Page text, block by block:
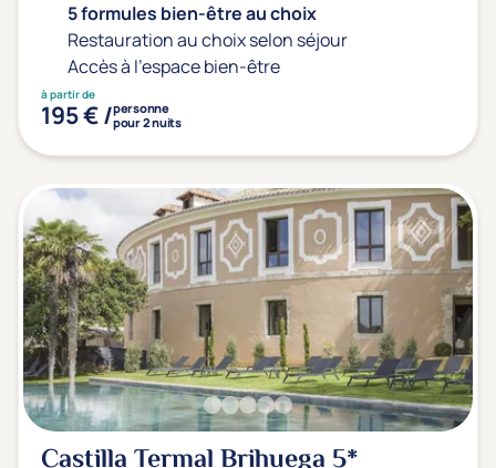
Thématiques bien-être
Accès à l'espace bien-être
Massage, détente, Rituel du monde
Remise en forme
Beauté & anti-âge
(0)
Silhouette, Minceur
(0)
Gestion du stress / sommeil
(0)
Spécial dos
(0)
Prévention santé
(0)
Sport
(0)
Yoga
(0)
Offres spéciales
5 formules bien-être au choix
Restauration au choix selon séjour
Accès à l'espace bien-être
à partir de
195 € /personne
pour 2 nuits